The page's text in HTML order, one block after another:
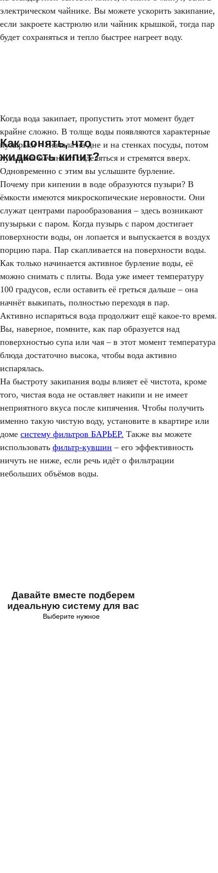
электрическом чайнике. Вы можете ускорить закипание,
если закроете кастрюлю или чайник крышкой, тогда пар
будет сохраняться и тепло быстрее нагреет воду.
Как понять, что
жидкость кипит?
Когда вода закипает, пропустить этот момент будет
крайне сложно. В толще воды появляются характерные
пузырьки – сначала на дне и на стенках посуды, потом
пузырьки начинают отделяться и стремятся вверх.
Одновременно с этим вы услышите бурление.
Почему при кипении в воде образуются пузыри? В
ёмкости имеются микроскопические неровности. Они
служат центрами парообразования – здесь возникают
пузырьки с паром. Когда пузырь с паром достигает
поверхности воды, он лопается и выпускается в воздух
порцию пара. Пар скапливается на поверхности воды.
Как только начинается активное бурление воды, её
можно снимать с плиты. Вода уже имеет температуру
100 градусов, если оставить её греться дальше – она
начнёт выкипать, полностью переходя в пар.
Активно испаряться вода продолжит ещё какое-то время.
Вы, наверное, помните, как пар образуется над
поверхностью супа или чая – в этот момент температура
блюда достаточно высока, чтобы вода активно
испарялась.
На быстроту закипания воды влияет её чистота, кроме
того, чистая вода не оставляет накипи и не имеет
неприятного вкуса после кипячения. Чтобы получить
именно такую чистую воду, установите в квартире или
доме систему фильтров БАРЬЕР. Также вы можете
использовать фильтр-кувшин – его эффективность
ничуть не ниже, если речь идёт о фильтрации
небольших объёмов воды.
Давайте вместе подберем
идеальную систему для вас
Выберите нужное